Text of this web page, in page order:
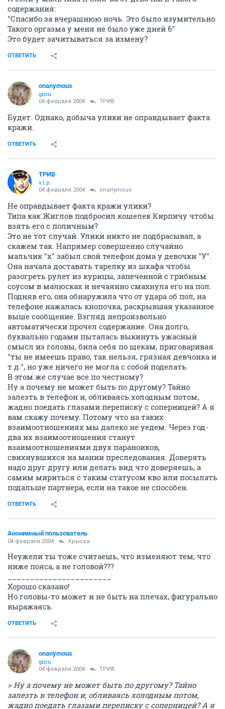
содержания:
"Спасибо за вчерашнюю ночь. Это было изумительно.
Такого оргазма у меня не было уже дней 6"
Это будет зачитываться за измену?
ОТВЕТИТЬ
onanymous
guru
04 февраля 2004 ТРИВ
Будет. Однако, добыча улики не оправдывает факта
кражи.
ОТВЕТИТЬ
ТРИВ
v.i.p.
04 февраля 2004 onanymous
Не оправдывает факта кражи улики?
Типа как Жиглов подбросил кошелек Кирпичу чтобы
взять его с поличным?
Это не тот случай. Улики никто не подбрасывал, а
скажем так. Например совершенно случайно
мальчик "х" забыл свой телефон дома у девочки "У".
Она начала доставать тарелку из шкафа чтобы
разогреть рулет из курицы, запеченной с грибным
соусом в малюсках и нечаянно смахнула его на пол.
Подняв его, она обнаружила что от удара об пол, на
телефоне нажалась кнопочка, раскрывшая указанное
выше сообщение. Взгляд непроизвольно
автоматически прочел содержание. Она долго,
буквально годами пыталась выкинуть ужасный
смысл из головы, била себя по щекам, приговаривая
"ты не имеешь право, так нельзя, грязная девчонка и
т.д.", но уже ничего не могла с собой поделать.
В этом же случае все по честному?
Ну а почему не может быть по другому? Тайно
залезть в телефон и, обливаясь холодным потом,
жадно поедать глазами переписку с соперницей? А я
вам скажу почему. Потому что на таких
взаимоотношениях мы далеко не уедем. Через год-
два их взаимоотношения станут
взаимоотношениями двух параноиков,
свихнувшихся на мании преследования. Доверять
надо друг другу или делать вид что доверяешь, а
самим мириться с таким статусом кво или посылать
подальше партнера, если на такое не способен.
ОТВЕТИТЬ
Анонимный пользователь
04 февраля 2004 Крыска
Неужели ты тоже считаешь, что изменяют тем, что
ниже пояса, а не головой???
Хорошо сказано!
Но головы-то может и не быть на плечах, фигурально
выражаясь.
ОТВЕТИТЬ
onanymous
guru
04 февраля 2004 ТРИВ
> Ну а почему не может быть по другому? Тайно
залезть в телефон и, обливаясь холодным потом,
жадно поедать глазами переписку с соперницей? А я